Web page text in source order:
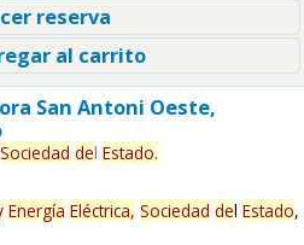
reserva
al carrito
San Antoni Oeste,
Sociedad del Estado.
Energía Eléctrica, Sociedad del Estado,